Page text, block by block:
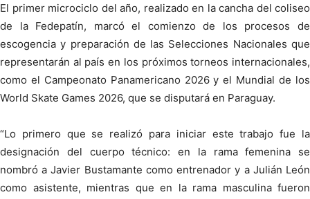
El primer microciclo del año, realizado en la cancha del coliseo
de la Fedepatín, marcó el comienzo de los procesos de
escogencia y preparación de las Selecciones Nacionales que
representarán al país en los próximos torneos internacionales,
como el Campeonato Panamericano 2026 y el Mundial de los
World Skate Games 2026, que se disputará en Paraguay.
“Lo primero que se realizó para iniciar este trabajo fue la
designación del cuerpo técnico: en la rama femenina se
nombró a Javier Bustamante como entrenador y a Julián León
como asistente, mientras que en la rama masculina fueron